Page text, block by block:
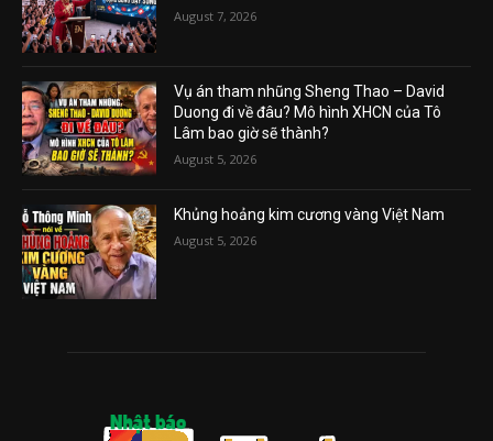
August 7, 2026
Vụ án tham nhũng Sheng Thao – David
Duong đi về đâu? Mô hình XHCN của Tô
Lâm bao giờ sẽ thành?
August 5, 2026
Khủng hoảng kim cương vàng Việt Nam
August 5, 2026